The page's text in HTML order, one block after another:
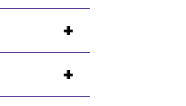
+
+